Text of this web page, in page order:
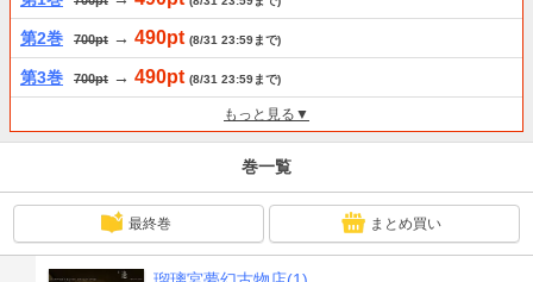
第2巻 700pt → 490pt (8/31 23:59まで)
第3巻 700pt → 490pt (8/31 23:59まで)
もっと見る▼
巻一覧
最終巻 まとめ買い